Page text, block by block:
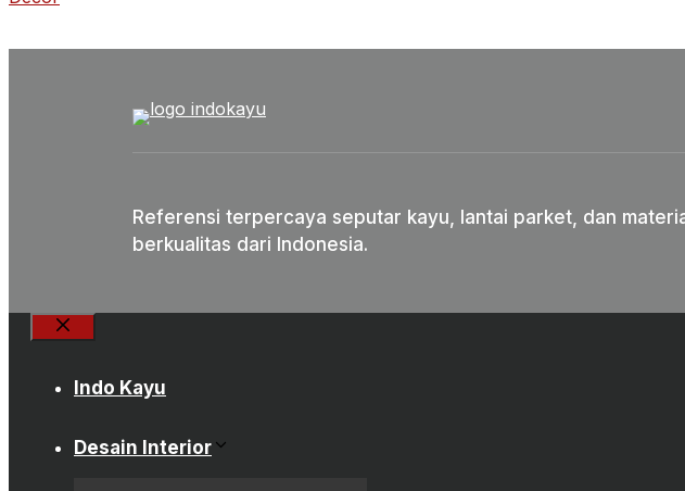
Referensi terpercaya seputar kayu, lantai parket, dan
berkualitas dari Indonesia.
Indo Kayu
Desain Interior